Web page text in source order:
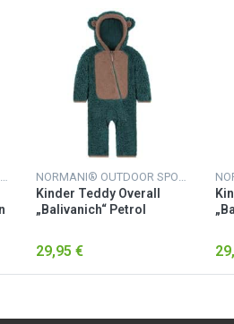
NORMANI® OUTDOOR SPORTS NORMANI® OUTDOOR SPORTS
Kinder Teddy Overall
„Balivanich“ Petrol
29,95 €